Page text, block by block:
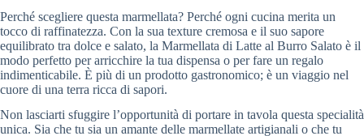
Perché scegliere questa marmellata? Perché ogni cucina merita un
tocco di raffinatezza. Con la sua texture cremosa e il suo sapore
equilibrato tra dolce e salato, la Marmellata di Latte al Burro Salato è il
modo perfetto per arricchire la tua dispensa o per fare un regalo
indimenticabile. È più di un prodotto gastronomico; è un viaggio nel
cuore di una terra ricca di sapori.
Non lasciarti sfuggire l’opportunità di portare in tavola questa specialità
unica. Sia che tu sia un amante delle marmellate artigianali o che tu